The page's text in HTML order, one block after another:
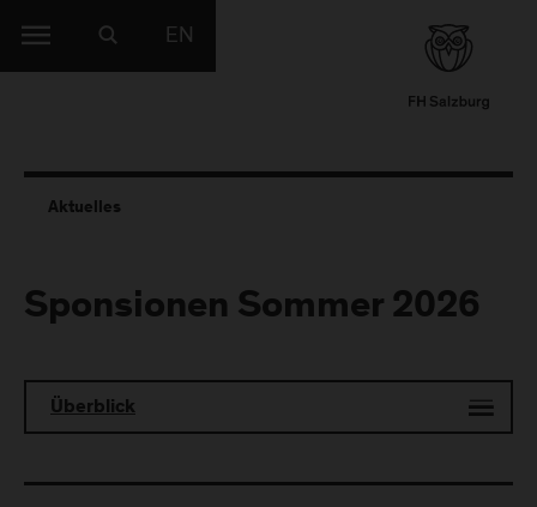
EN
Aktuelles
Sponsionen Sommer 2026
Überblick